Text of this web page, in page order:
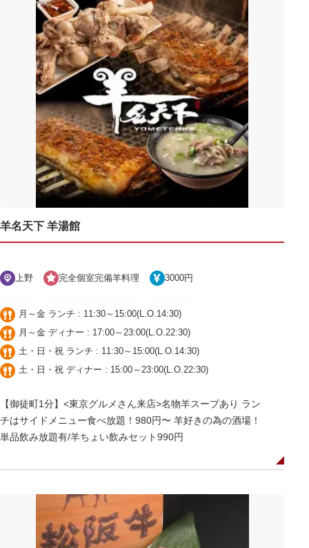
羊名天下 羊湯館
上野 完全個室完備羊料理 3000円
月～金 ランチ : 11:30～15:00(L.O.14:30)
月～金 ディナー : 17:00～23:00(L.O.22:30)
土・日・祝 ランチ : 11:30～15:00(L.O.14:30)
土・日・祝 ディナー : 15:00～23:00(L.O.22:30)
【御徒町1分】<東京グルメさん来店>名物羊スープあり ラン
チはサイドメニュー食べ放題！980円〜 羊好きの為の酒場！
単品飲み放題有/羊ちょい飲みセット990円